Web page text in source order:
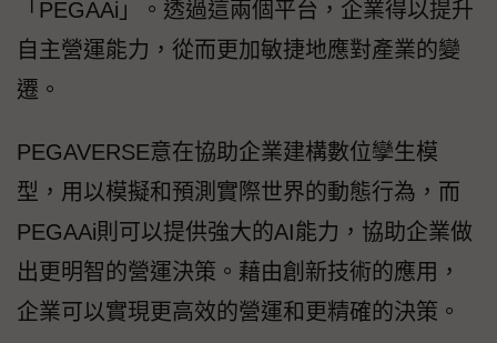
「PEGAAi」。透過這兩個平台，企業得以提升
自主營運能力，從而更加敏捷地應對產業的變
遷。
PEGAVERSE意在協助企業建構數位孿生模
型，用以模擬和預測實際世界的動態行為，而
PEGAAi則可以提供強大的AI能力，協助企業做
出更明智的營運決策。藉由創新技術的應用，
企業可以實現更高效的營運和更精確的決策。